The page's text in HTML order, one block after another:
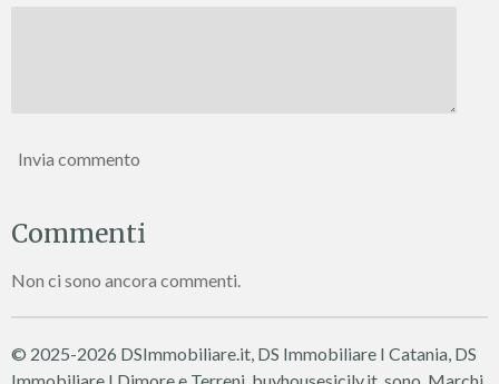
Invia commento
Commenti
Non ci sono ancora commenti.
© 2025-2026 DSImmobiliare.it, DS Immobiliare I Catania, DS